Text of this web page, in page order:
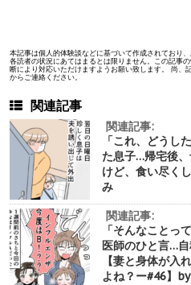
本記事は個人的体験談などに基づいて作成されており
各読者の状況にあてはまるとは限りません。この記事
断により対応いただけますようお願い致します。 尚、
からご連絡ください。
関連記事
関連記事:
「これ、どうし
た息子…帰宅後
けど、食い尽く
み
関連記事:
「そんなことっ
医師のひと言…
【妻と身体が入
よね？ー#46】